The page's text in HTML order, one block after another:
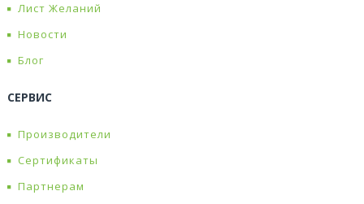
Лист Желаний
Новости
Блог
СЕРВИС
Производители
Сертификаты
Партнерам